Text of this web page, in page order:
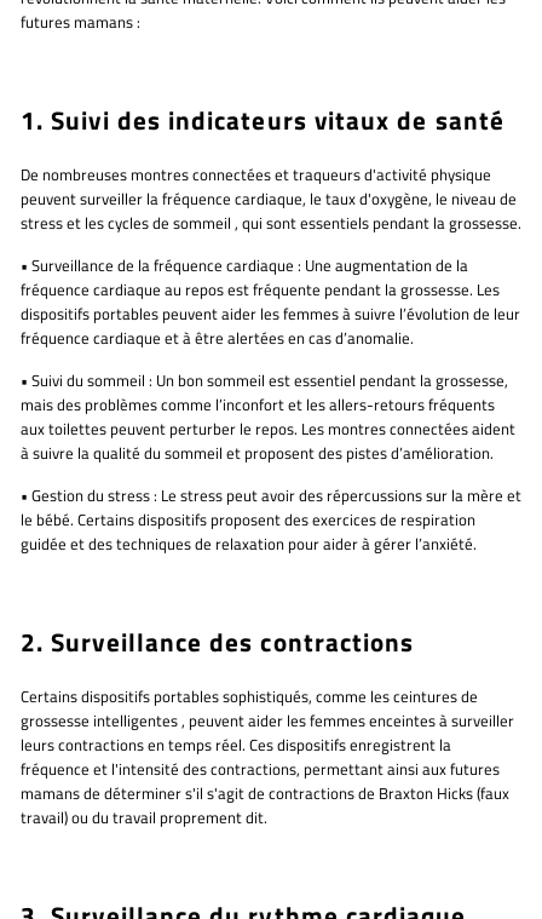
futures mamans :
1. Suivi des indicateurs vitaux de santé
De nombreuses montres connectées et traqueurs d'activité physique
peuvent surveiller la fréquence cardiaque, le taux d'oxygène, le niveau de
stress et les cycles de sommeil , qui sont essentiels pendant la grossesse.
• Surveillance de la fréquence cardiaque : Une augmentation de la
fréquence cardiaque au repos est fréquente pendant la grossesse. Les
dispositifs portables peuvent aider les femmes à suivre l’évolution de leur
fréquence cardiaque et à être alertées en cas d’anomalie.
• Suivi du sommeil : Un bon sommeil est essentiel pendant la grossesse,
mais des problèmes comme l’inconfort et les allers-retours fréquents
aux toilettes peuvent perturber le repos. Les montres connectées aident
à suivre la qualité du sommeil et proposent des pistes d’amélioration.
• Gestion du stress : Le stress peut avoir des répercussions sur la mère et
le bébé. Certains dispositifs proposentdes exercices de respiration
guidée et des techniques de relaxation pour aider à gérer l’anxiété.
2. Surveillance des contractions
Certains dispositifs portables sophistiqués, comme les ceintures de
grossesse intelligentes, peuvent aider les femmes enceintes à surveiller
leurs contractionsen temps réel. Ces dispositifs enregistrent la
fréquence et l'intensité des contractions, permettant ainsi aux futures
mamans de déterminer s'il s'agit de contractions de Braxton Hicks (faux
travail) ou du travail proprement dit.